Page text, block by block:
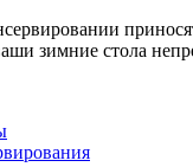
зимние стола